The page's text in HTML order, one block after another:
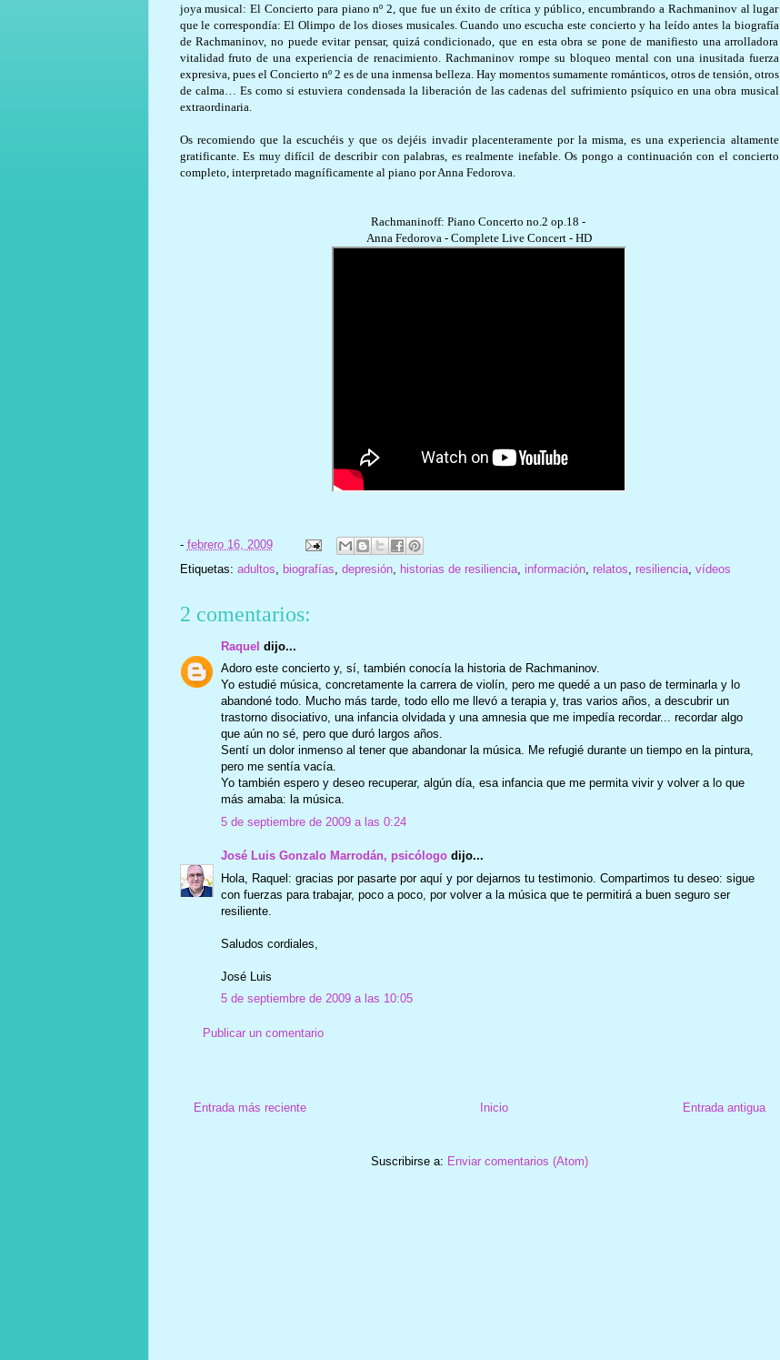
joya musical: El Concierto para piano nº 2, que fue un éxito de crítica y público, encumbrando a Rachmaninov al lugar
que le correspondía: El Olimpo de los dioses musicales. Cuando uno escucha este concierto y ha leído antes la biografía
de Rachmaninov, no puede evitar pensar, quizá condicionado, que en esta obra se pone de manifiesto una arrolladora
vitalidad fruto de una experiencia de renacimiento. Rachmaninov rompe su bloqueo mental con una inusitada fuerza
expresiva, pues el Concierto nº 2 es de una inmensa belleza. Hay momentos sumamente románticos, otros de tensión, otros
de calma… Es como si estuviera condensada la liberación de las cadenas del sufrimiento psíquico en una obra musical
extraordinaria.
Os recomiendo que la escuchéis y que os dejéis invadir placenteramente por la misma, es una experiencia altamente
gratificante. Es muy difícil de describir con palabras, es realmente inefable. Os pongo a continuación con el concierto
completo, interpretado magníficamente al piano por Anna Fedorova.
Rachmaninoff: Piano Concerto no.2 op.18 -
Anna Fedorova - Complete Live Concert - HD
- febrero 16, 2009
Etiquetas: adultos biografías depresión, historias de resiliencia, información, relatos resiliencia, vídeos
2 comentarios:
Raquel dijo...
Adoro este concierto y, sí, también conocía la historia de Rachmaninov.
Yo estudié música, concretamente la carrera de violín, pero me quedé a un paso de terminarla y lo
abandoné todo. Mucho más tarde, todo ello me llevó a terapia y, tras varios años, a descubrir un
trastorno disociativo, una infancia olvidada y una amnesia que me impedía recordar... recordar algo
que aún no sé, pero que duró largos años.
Sentí un dolor inmenso al tener que abandonar la música. Me refugié durante un tiempo en la pintura,
pero me sentía vacía.
Yo también espero y deseo recuperar, algún día, esa infancia que me permita vivir y volver a lo que
más amaba: la música.
5 de septiembre de 2009 a las 0:24
José Luis Gonzalo Marrodán, psicólogodijo...
Hola, Raquel: gracias por pasarte por aquí y por dejarnos tu testimonio. Compartimos tu deseo: sigue
con fuerzas para trabajar, poco a poco, por volver a la música que te permitirá a buen seguro ser
resiliente.
Saludos cordiales,
José Luis
5 de septiembre de 2009 a las 10:05
Publicar un comentario
Entrada más reciente Entrada antigua
Inicio
Suscribirse a: Enviar comentarios (Atom)